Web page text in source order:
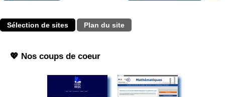
Sélection de sites Plan du site
💖 Nos coups de coeur